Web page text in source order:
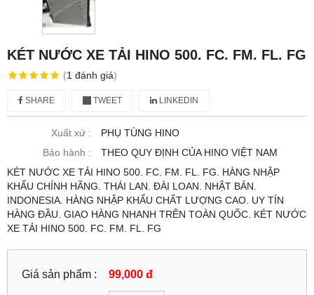
KÉT NƯỚC XE TẢI HINO 500. FC. FM. FL. FG
(1 đánh giá)
SHARE TWEET LINKEDIN
Xuất xứ :
PHỤ TÙNG HINO
Bảo hành :
THEO QUY ĐỊNH CỦA HINO VIỆT NAM
KÉT NƯỚC XE TẢI HINO 500. FC. FM. FL. FG. HÀNG NHẬP
KHẨU CHÍNH HÃNG. THÁI LAN. ĐÀI LOAN. NHẬT BẢN.
INDONESIA. HÀNG NHẬP KHẨU CHẤT LƯỢNG CAO. UY TÍN
HÀNG ĐẦU. GIAO HÀNG NHANH TRÊN TOÀN QUỐC. KÉT NƯỚC
XE TẢI HINO 500. FC. FM. FL. FG
Giá sản phẩm : 99,000 đ